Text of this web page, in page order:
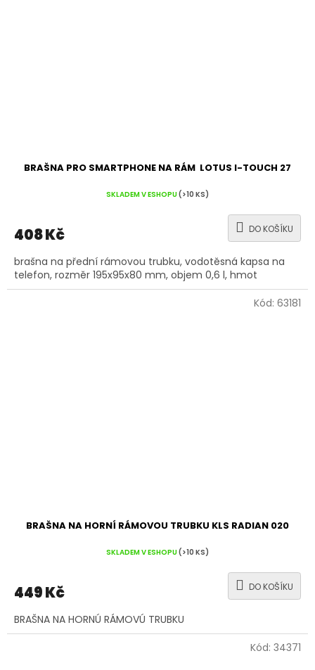
BRAŠNA PRO SMARTPHONE NA RÁM LOTUS I-TOUCH 27
SKLADEM V ESHOPU(>10 KS)
408 Kč DO KOŠÍKU
brašna na přední rámovou trubku, vodotěsná kapsa na
telefon, rozměr 195x95x80 mm, objem 0,6 l, hmot
BRAŠNA NA HORNÍ RÁMOVOU TRUBKU KLS RADIAN 020
SKLADEM V ESHOPU(>10 KS)
449 Kč DO KOŠÍKU
BRAŠNA NA HORNÚ RÁMOVÚ TRUBKU
Kód: 63181
Kód: 34371